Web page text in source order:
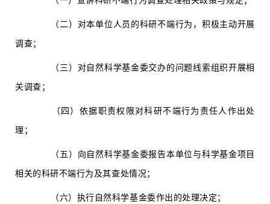
（二）对本单位人员的科研不端行为，积极主动开展
调查；
（三）对自然科学基金委交办的问题线索组织开展相
关调查；
（四）依据职责权限对科研不端行为责任人作出处
理；
（五）向自然科学基金委报告本单位与科学基金项目
相关的科研不端行为及其查处情况；
（六）执行自然科学基金委作出的处理决定；